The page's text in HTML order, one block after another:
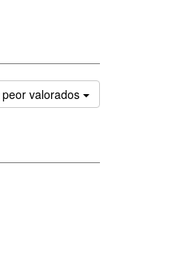
peor valorados Ordenar